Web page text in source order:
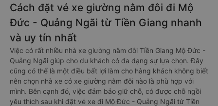
Cách đặt vé xe giường nằm đôi đi Mộ
Đức - Quảng Ngãi từ Tiền Giang nhanh
và uy tín nhất
Việc có rất nhiều nhà xe giường nằm đôi Tiền Giang Mộ Đức -
Quảng Ngãi giúp cho du khách có đa dạng sự lựa chọn. Đây
cũng có thể là một điều bất lợi làm cho hàng khách không biết
nên chọn nhà xe có xe giường nằm đôi nào là phù hợp với
mình. Bên cạnh đó, việc đảm bảo giữ chỗ, có được chỗ ngồi
yêu thích sau khi đặt vé xe đi Mộ Đức - Quảng Ngãi từ Tiền